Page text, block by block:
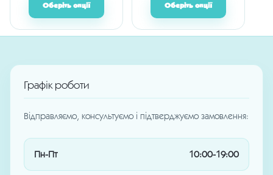
Оберіть опції Оберіть опції
Графік роботи
Відправляємо, консультуємо і підтверджуємо замовлення:
Пн-Пт 10:00-19:00